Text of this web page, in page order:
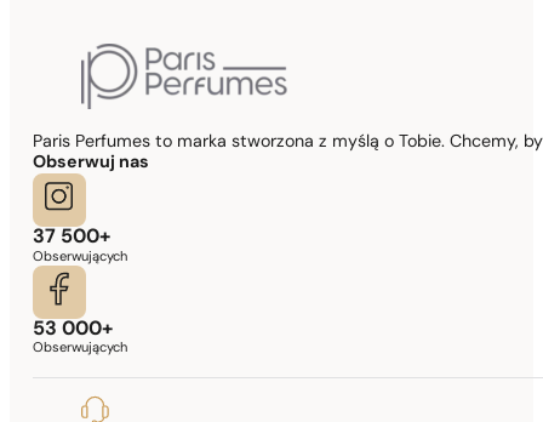
Paris Perfumes to marka stworzona z myślą o Tobie. Chcemy,
Obserwuj nas
37 500+
Obserwujących
53 000+
Obserwujących